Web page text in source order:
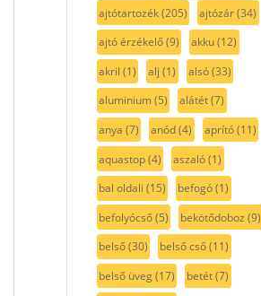
ajtótartozék(205) ajtózár(34)
ajtó érzékelő(9) akku(12)
akril (1) alj (1) alsó(33)
aluminium(5) alátét(7)
anya (7) anód(4) aprító(11)
aquastop(4) aszaló(1)
bal oldali (15) befogó(1)
befolyócső(5) bekötődoboz (9)
belső(30) belső cső(11)
belső üveg(17) betét(7)